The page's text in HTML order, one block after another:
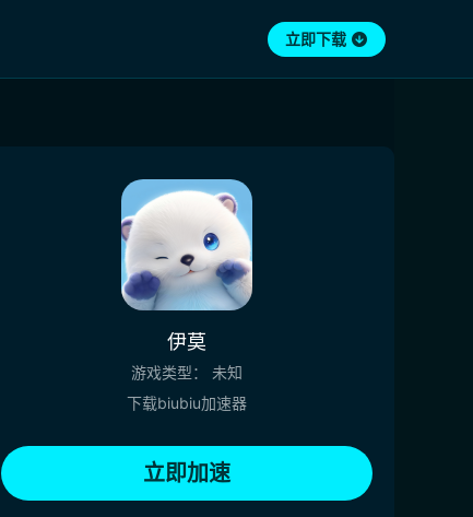
立即下载
伊莫
游戏类型：
未知
下载biubiu加速器
立即加速